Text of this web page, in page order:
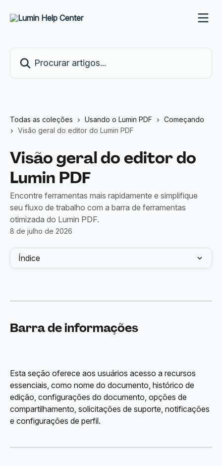
Todas as coleções Usando o Lumin PDF
Começando
Visão geral do editor do Lumin PDF
Visão geral do editor do
Lumin PDF
Encontre ferramentas mais rapidamente e simplifique
seu fluxo de trabalho com a barra de ferramentas
otimizada do Lumin PDF.
8 de julho de 2026
Índice
Barra de informações
Esta seção oferece aos usuários acesso a recursos
essenciais, como nome do documento, histórico de
edição, configurações do documento, opções de
compartilhamento, solicitações de suporte, notificações
e configurações de perfil.